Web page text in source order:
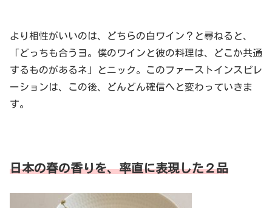
より相性がいいのは、どちらの白ワイン？と尋ねると、
「どっちも合うヨ。僕のワインと彼の料理は、どこか共通
するものがあるネ」とニック。このファーストインスピレ
ーションは、この後、どんどん確信へと変わっていきま
す。
日本の春の香りを、率直に表現した２品